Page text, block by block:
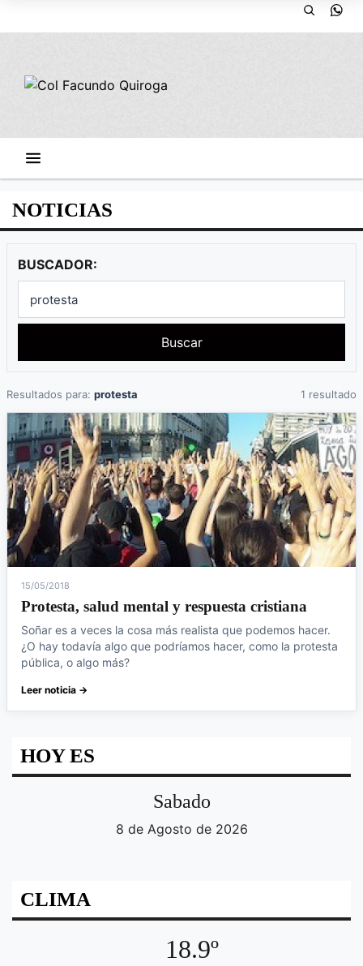
NOTICIAS
BUSCADOR:
Buscar
Resultados para: protesta 1 resultado
15/05/2018
Protesta, salud mental y respuesta cristiana
Soñar es a veces la cosa más realista que podemos hacer.
¿O hay todavía algo que podríamos hacer, como la protesta
pública, o algo más?
Leer noticia →
HOY ES
Sabado
8 de Agosto de 2026
CLIMA
18.9º